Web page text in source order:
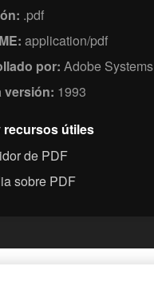
.pdf
application/pdf
por: Adobe Systems
versión: 1993
recursos útiles
de PDF
sobre PDF